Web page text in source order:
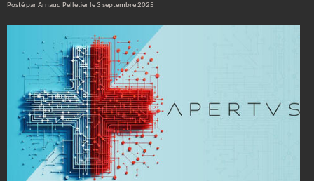
Posté par Arnaud Pelletier le 3 septembre 2025